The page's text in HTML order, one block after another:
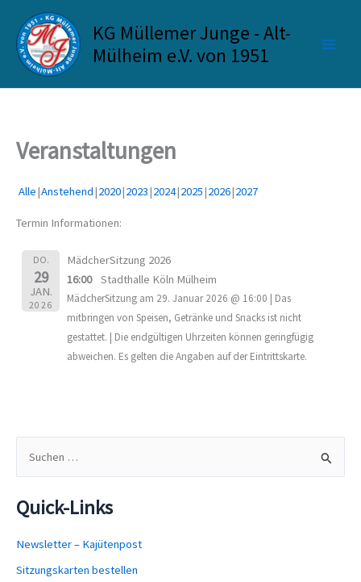
Inhalt
springen
KG Müllemer Junge - Alt-
Mülheim e.V. von 1951
Veranstaltungen
Alle Anstehend 2020 2023 2024 2025 2026 2027
Termin Informationen:
DO.
29
JAN.
2026
MädcherSitzung 2026
16:00
Stadthalle Köln Mülheim
MädcherSitzung am 29. Januar 2026 @ 16:00 | Das
mitbringen von Speisen, Getränke und Snacks ist nicht
gestattet. | Die endgültigen Uhrzeiten können geringfügig
abweichen. Es gelten die Angaben auf der Eintrittskarte.
h
e
n
Quick-Links
Newsletter – Kajütenpost
Sitzungskarten bestellen